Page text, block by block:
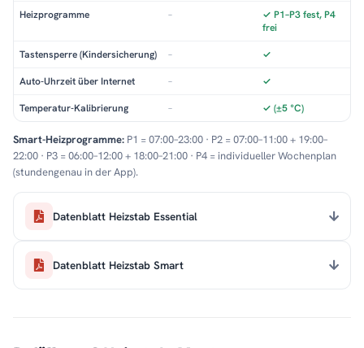
Heizprogramme –
✓ P1–P3 fest, P4
frei
Tastensperre (Kindersicherung) – ✓
Auto-Uhrzeit über Internet – ✓
Temperatur-Kalibrierung – ✓ (±5 °C)
Smart-Heizprogramme: P1 = 07:00–23:00 · P2 = 07:00–11:00 + 19:00–
22:00 · P3 = 06:00–12:00 + 18:00–21:00 · P4 = individueller Wochenplan
(stundengenau in der App).
Datenblatt Heizstab Essential
Datenblatt Heizstab Smart